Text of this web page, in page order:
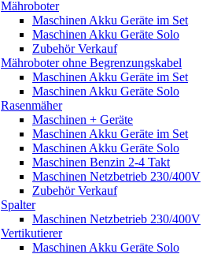
Mähroboter
Maschinen Akku Geräte im Set
Maschinen Akku Geräte Solo
Zubehör Verkauf
Mähroboter ohne Begrenzungskabel
Maschinen Akku Geräte im Set
Maschinen Akku Geräte Solo
Rasenmäher
Maschinen + Geräte
Maschinen Akku Geräte im Set
Maschinen Akku Geräte Solo
Maschinen Benzin 2-4 Takt
Maschinen Netzbetrieb 230/400V
Zubehör Verkauf
Spalter
Maschinen Netzbetrieb 230/400V
Vertikutierer
Maschinen Akku Geräte Solo